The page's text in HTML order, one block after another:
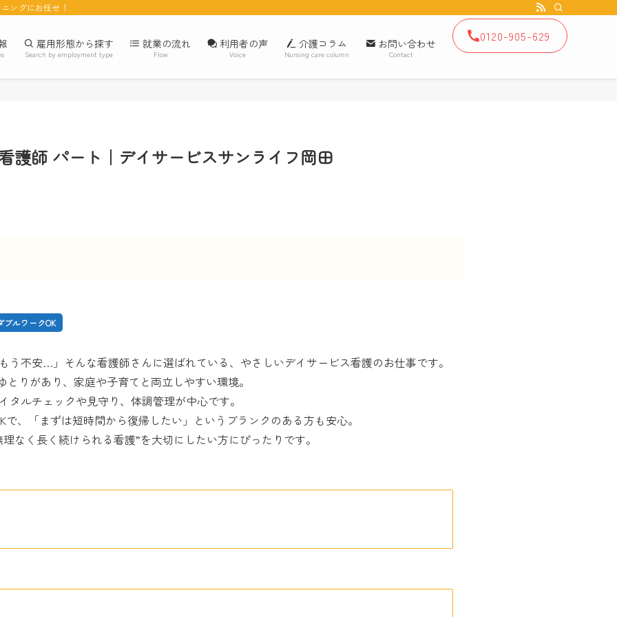
ングにお任せ！
雇用形態から探す
Search by employment type
就業の流れ
Flow
利用者の声
Voice
介護コラム
Nursing care column
お問い合わせ
Contact
0120-905-629
護師 パート｜デイサービスサンライフ岡田
ブルワークOK
う不安…」そんな看護師さんに選ばれている、やさしいデイサービス看護のお仕事です。
とりがあり、家庭や子育てと両立しやすい環境。
タルチェックや見守り、体調管理が中心です。
で、「まずは短時間から復帰したい」というブランクのある方も安心。
なく長く続けられる看護”を大切にしたい方にぴったりです。